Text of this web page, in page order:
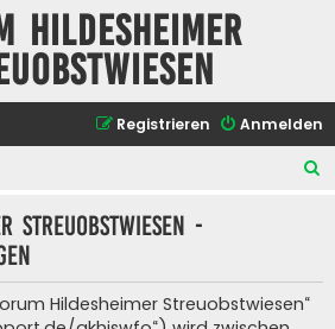
Hildesheimer
Anmelden
Registrieren
Streuobstwiesen -
Hildesheimer Streuobstwiesen“